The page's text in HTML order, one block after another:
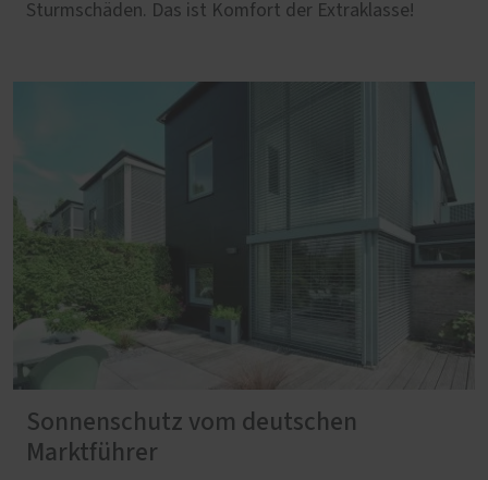
Sturmschäden. Das ist Komfort der Extraklasse!
Sonnenschutz vom deutschen
Marktführer